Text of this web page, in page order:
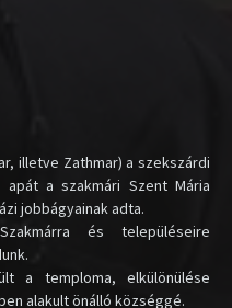
illetve Zathmar) a szekszárdi
a szakmári Szent Mária
jobbágyainak adta.
és településeire
a temploma, elkülönülése
alakult önálló községgé.